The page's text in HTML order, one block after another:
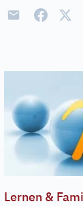
Lernen &